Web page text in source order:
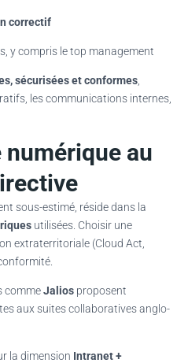
correctif
y compris le top management
sécurisées et conformes
les communications internes,
au
sous-estimé, réside dans la
utilisées. Choisir une
extraterritoriale (Cloud Act,
commeJalios proposent
aux suites collaboratives anglo-
la dimension Intranet +